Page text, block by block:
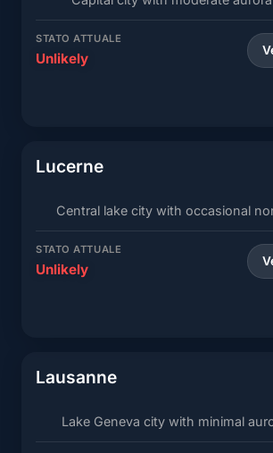
STATO ATTUALE
Unlikely
Lucerne
Central lake city with occasional
STATO ATTUALE
Unlikely
Lausanne
Lake Geneva city with minimal